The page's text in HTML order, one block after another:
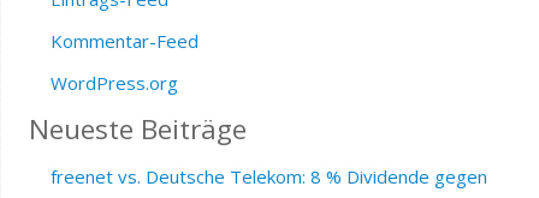
Kommentar-Feed
WordPress.org
Neueste Beiträge
freenet vs. Deutsche Telekom: 8 % Dividende gegen